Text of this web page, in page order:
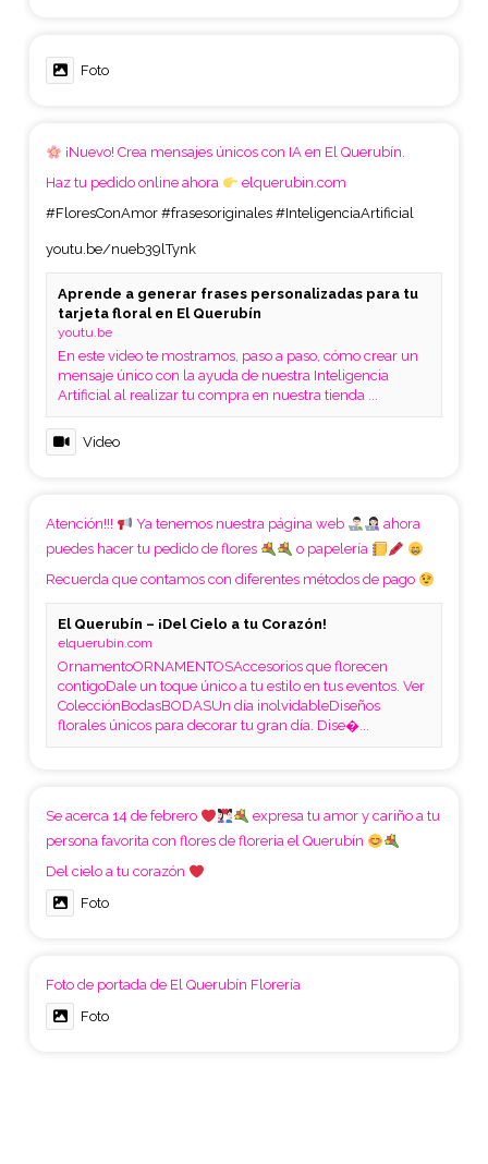
Foto
¡Nuevo! Crea mensajes únicos con IA en El Querubín.
Haz tu pedido online ahora
elquerubin.com
#FloresConAmor #frasesoriginales #InteligenciaArtificial
youtu.be/nueb39lTynk
Aprende a generar frases personalizadas para tu
tarjeta floral en El Querubín
youtu.be
En este video te mostramos, paso a paso, cómo crear un
mensaje único con la ayuda de nuestra Inteligencia
Artificial al realizar tu compra en nuestra tienda ...
Video
Atención!!! Ya tenemos nuestra página web
ahora
puedes hacer tu pedido de flores
o papelería
Recuerda que contamos con diferentes métodos de pago
El Querubín – ¡Del Cielo a tu Corazón!
elquerubin.com
OrnamentoORNAMENTOSAccesorios que florecen
contigoDale un toque único a tu estilo en tus eventos. Ver
ColecciónBodasBODASUn día inolvidableDiseños
florales únicos para decorar tu gran día. Dise�...
Se acerca 14 de febrero
expresa tu amor y cariño a tu
persona favorita con flores de floreria el Querubín
Del cielo a tu corazón
Foto
Foto de portada de El Querubín Florería
Foto